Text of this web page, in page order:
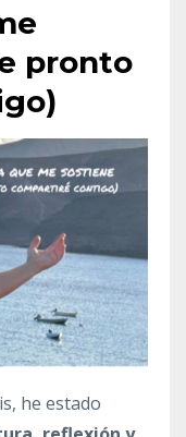
pronto
he estado